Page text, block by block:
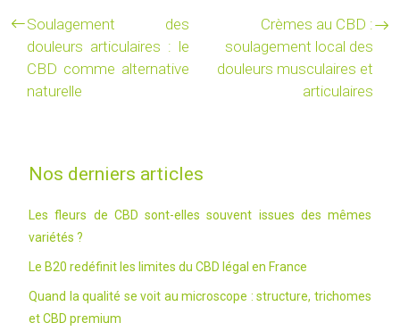
Soulagement des
douleurs articulaires : le
CBD comme alternative
naturelle
Crèmes au CBD :
soulagement local des
douleurs musculaires et
articulaires
Nos derniers articles
Les fleurs de CBD sont-elles souvent issues des mêmes
variétés ?
Le B20 redéfinit les limites du CBD légal en France
Quand la qualité se voit au microscope : structure, trichomes
et CBD premium